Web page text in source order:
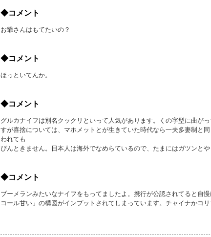
◆コメント
お爺さんはもてたいの？
◆コメント
ほっといてんか。
◆コメント
グルカナイフは別名クックリといって人気があります。くの字型に曲が
すが喜捨については、マホメットとが生きていた時代なら一夫多妻制と
われても
ぴんときません。日本人は海外でなめらているので、たまにはガツンと
◆コメント
ブーメランみたいなナイフをもってましたよ。携行が公認されてると自
コール甘い」の構図がインプットされてしまっています。チャイナかコリ